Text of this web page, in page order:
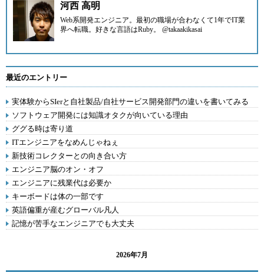
河西 高明
Web系開発エンジニア。最初の職場が合わなくて1年でIT業
界へ転職。好きな言語はRuby。 @takaakikasai
最近のエントリー
実体験からSIerと自社製品/自社サービス開発部門の違いを書いてみる
ソフトウェア開発には知識オタクが向いている理由
ググる時は寄り道
ITエンジニアをなめんじゃねぇ
新技術コレクターとの向き合い方
エンジニア脳のオン・オフ
エンジニアに残業代は必要か
キーボードは体の一部です
英語偏重が産むグローバル凡人
記憶が苦手なエンジニアでも大丈夫
2026年7月